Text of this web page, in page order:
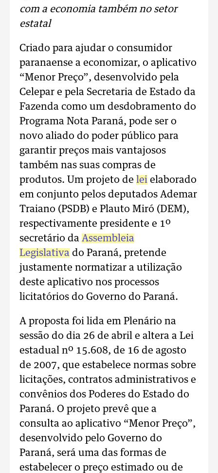
com a economia também no setor
estatal
Criado para ajudar o consumidor
paranaense a economizar, o aplicativo
“Menor Preço”, desenvolvido pela
Celepar e pela Secretaria de Estado da
Fazenda como um desdobramento do
Programa Nota Paraná, pode ser o
novo aliado do poder público para
garantir preços mais vantajosos
também nas suas compras de
produtos. Um projeto de lei elaborado
em conjunto pelos deputados Ademar
Traiano (PSDB) e Plauto Miró (DEM),
respectivamente presidente e 1º
secretário da Assembleia
Legislativa do Paraná, pretende
justamente normatizar a utilização
deste aplicativo nos processos
licitatórios do Governo do Paraná.
A proposta foi lida em Plenário na
sessão do dia 26 de abril e altera a Lei
estadual nº 15.608, de 16 de agosto
de 2007, que estabelece normas sobre
licitações, contratos administrativos e
convênios dos Poderes do Estado do
Paraná. O projeto prevê que a
consulta ao aplicativo “Menor Preço”,
desenvolvido pelo Governo do
Paraná, será uma das formas de
estabelecer o preço estimado ou de